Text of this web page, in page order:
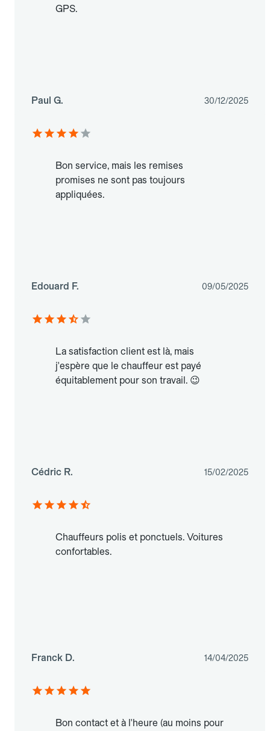
GPS.
Paul G. 30/12/2025
Bon service, mais les remises
promises ne sont pas toujours
appliquées.
Edouard F. 09/05/2025
La satisfaction client est là, mais
j'espère que le chauffeur est payé
équitablement pour son travail. 😉
Cédric R. 15/02/2025
Chauffeurs polis et ponctuels. Voitures
confortables.
Franck D. 14/04/2025
Bon contact et à l'heure (au moins pour